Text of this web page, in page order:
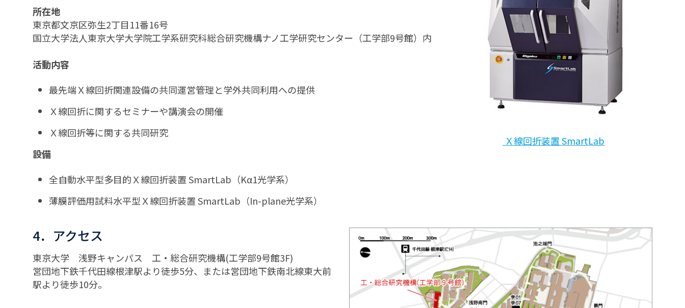
所在地
東京都文京区弥生2丁目11番16号
国立大学法人東京大学大学院工学系研究科総合研究機構ナノ工学研究センター（工学部9号館）内
活動内容
最先端Ｘ線回折関連設備の共同運営管理と学外共同利用への提供
Ｘ線回折に関するセミナーや講演会の開催
Ｘ線回折等に関する共同研究
設備
全自動水平型多目的Ｘ線回折装置 SmartLab（Kα1光学系）
薄膜評価用試料水平型Ｘ線回折装置 SmartLab（In-plane光学系）
Ｘ線回折装置 SmartLab
4．アクセス
東京大学 浅野キャンパス 工・総合研究機構(工学部9号館3F)
営団地下鉄千代田線根津駅より徒歩5分、または営団地下鉄南北線東大前
駅より徒歩10分。